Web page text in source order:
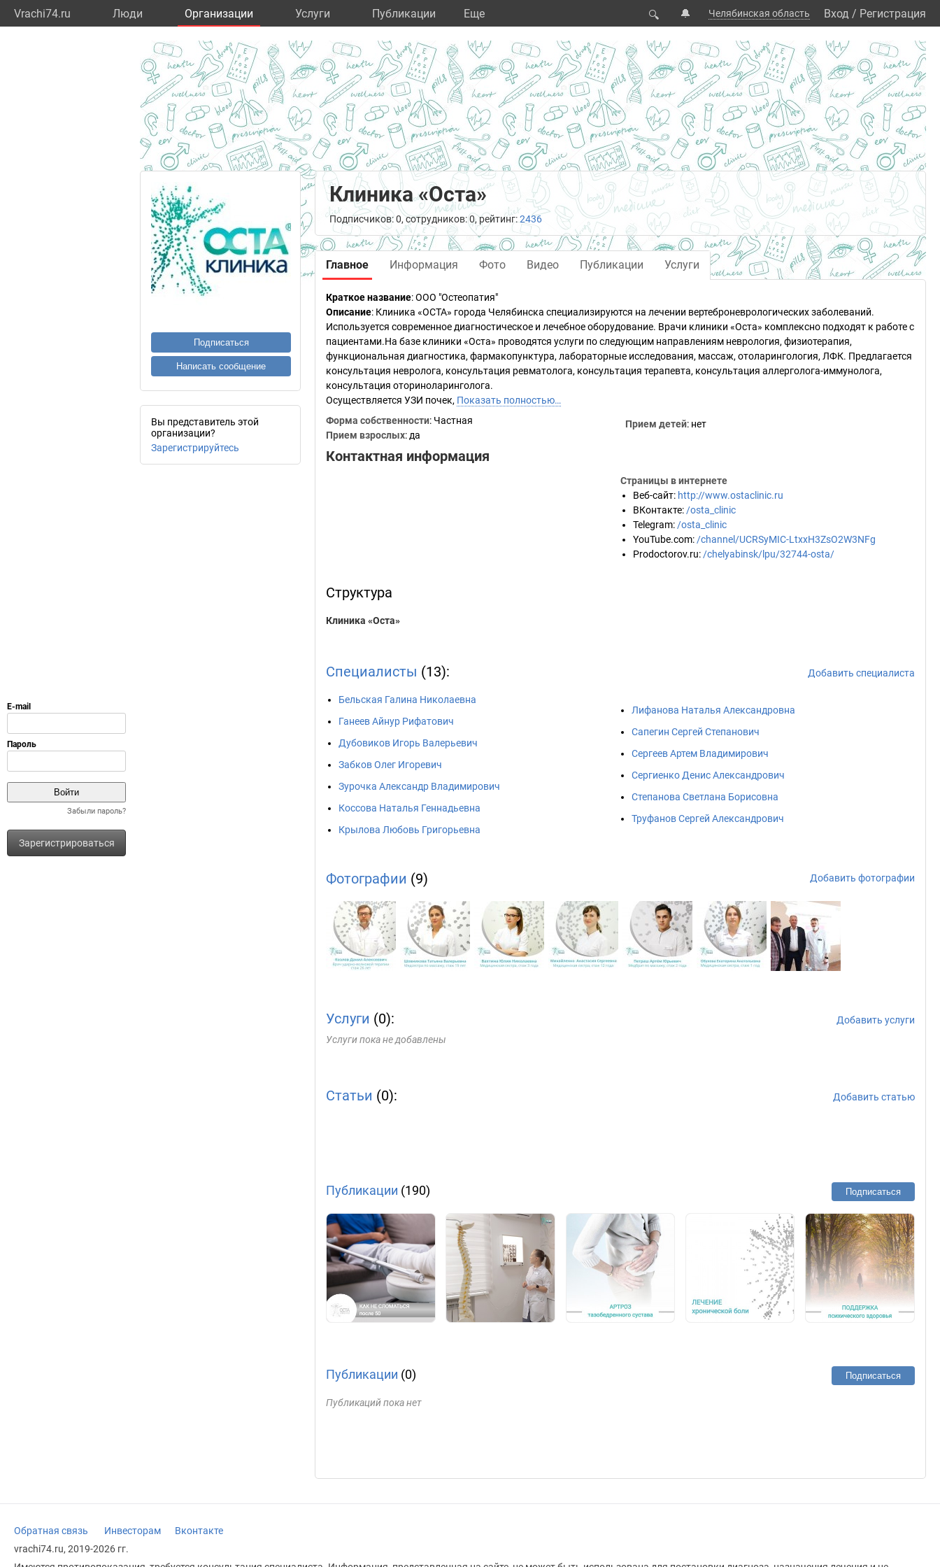
Vrachi74.ru Люди Организации Услуги Публикации Eще 🔍 🔔 Челябинская область Вход / Регистрация
Забыли пароль?
Зарегистрироваться
Подписаться
Написать сообщение
Вы представитель этой
организации?
Зарегистрируйтесь
Клиника «Оста»
Подписчиков: 0, сотрудников: 0, рейтинг:2436
Главное Информация Фото Видео Публикации Услуги
Краткое название:ООО "Остеопатия"
Описание: Клиника «ОСТА» города Челябинска специализируются на лечении вертеброневрологических заболеваний.
Используется современное диагностическое и лечебное оборудование. Врачи клиники «Оста» комплексно подходят к работе с
пациентами.На базе клиники «Оста» проводятся услуги по следующим направлениям неврология, физиотерапия,
функциональная диагностика, фармакопунктура, лабораторные исследования, массаж, отоларингология, ЛФК. Предлагается
консультация невролога, консультация ревматолога, консультация терапевта, консультация аллерголога-иммунолога,
консультация оториноларинголога.
Осуществляется УЗИ почек, Показать полностью…
Форма собственности: Частная
Прием взрослых: да
Прием детей: нет
Контактная информация
Страницы в интернете
Веб-сайт: http://www.ostaclinic.ru
ВКонтакте: /osta_clinic
Telegram: /osta_clinic
YouTube.com: /channel/UCRSyMIC-LtxxH3ZsO2W3NFg
Prodoctorov.ru: /chelyabinsk/lpu/32744-osta/
Структура
Клиника «Оста»
Специалисты (13): Добавить специалиста
Бельская Галина Николаевна
Ганеев Айнур Рифатович
Дубовиков Игорь Валерьевич
Забков Олег Игоревич
Зурочка Александр Владимирович
Коссова Наталья Геннадьевна
Крылова Любовь Григорьевна
Лифанова Наталья Александровна
Сапегин Сергей Степанович
Сергеев Артем Владимирович
Сергиенко Денис Александрович
Степанова Светлана Борисовна
Труфанов Сергей Александрович
Фотографии (9) Добавить фотографии
Услуги (0):
Добавить услуги
Услуги пока не добавлены
Статьи (0): Добавить статью
Публикации (190) Подписаться
Публикации (0) Подписаться
Публикаций пока нет
Обратная связь Инвесторам
Вконтакте
vrachi74.ru, 2019-2026 гг.